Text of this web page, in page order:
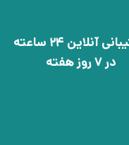
پشتیبانی آنلاین 24 ساعته
در 7 روز هفته